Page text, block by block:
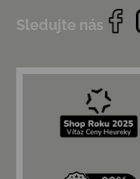
Sledujte nás